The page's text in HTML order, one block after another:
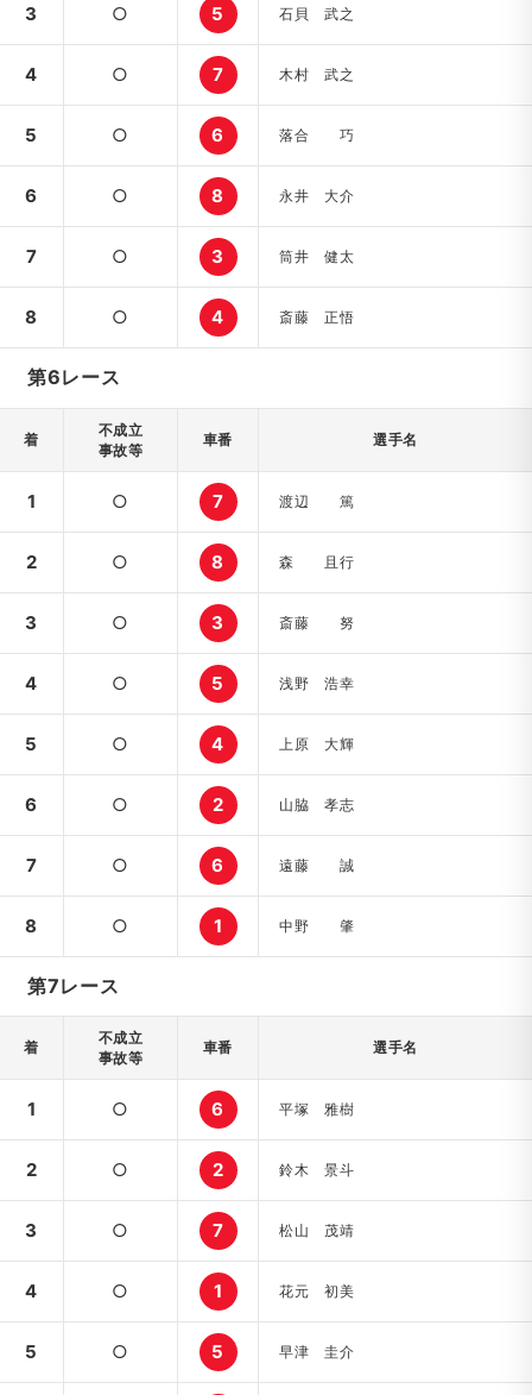
3 ○ 5 石貝 武之
4 ○ 7 木村 武之
5 ○ 6 落合 巧
6 ○ 8 永井 大介
7 ○ 3 筒井 健太
8 ○ 4 斎藤 正悟
第6レース
着
不成立
事故等
車番 選手名
1 ○ 7 渡辺 篤
2 ○ 8 森 且行
3 ○ 3 斎藤 努
4 ○ 5 浅野 浩幸
5 ○ 4 上原 大輝
6 ○ 2 山脇 孝志
7 ○ 6 遠藤 誠
8 ○ 1 中野 肇
第7レース
着
不成立
事故等
車番 選手名
1 ○ 6 平塚 雅樹
2 ○ 2 鈴木 景斗
3 ○ 7 松山 茂靖
4 ○ 1 花元 初美
5 ○ 5 早津 圭介